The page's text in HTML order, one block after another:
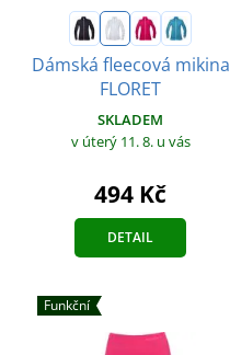
Dámská fleecová mikina
FLORET
SKLADEM
v úterý 11. 8. u vás
494 Kč
DETAIL
Funkční